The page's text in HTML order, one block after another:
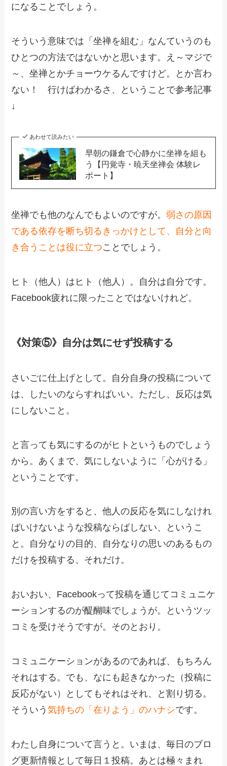
になることでしょう。
そういう意味では「坐禅を組む」なんていうのも
ひとつの方法ではないかと思います。え～マジで
～、坐禅とかチョーウケるんですけど。とか言わ
ない！ 行けばわかるさ、ということで参考記事
↓
あわせて読みたい
早朝の鎌倉で心静かに坐禅を組も
う【円覚寺・暁天坐禅会 体験レ
ポート】
坐禅でも他のなんでもよいのですが。弱さの原因
である依存を断ち切るきっかけとして、自分と向
き合うことは役に立つことでしょう。
ヒト（他人）はヒト（他人）。自分は自分です。
Facebook疲れに限ったことではないけれど。
《対策⑤》自分は気にせず投稿する
さいごに仕上げとして。自分自身の投稿について
は、したいのならすればいい。ただし、反応は気
にしないこと。
と言っても気にするのがヒトというものでしょう
から。あくまで、気にしないように「心がける」
ということです。
別の言い方をすると、他人の反応を気にしなけれ
ばいけないような投稿ならばしない、というこ
と。自分なりの目的、自分なりの思いのあるもの
だけを投稿する、それだけ。
おいおい、Facebookって投稿を通じてコミュニケ
ーションするのが醍醐味でしょうが。というツッ
コミを受けそうですが。そのとおり。
コミュニケーションがあるのであれば、もちろん
それはする。でも、なにも起きなかった（投稿に
反応がない）としてもそれはそれ、と割り切る。
そういう気持ちの「在りよう」のハナシです。
わたし自身について言うと。いまは、毎日のブロ
グ更新情報として毎日１投稿。あとは極々まれ